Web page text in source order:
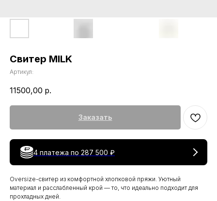
Свитер MILK
Артикул:
11500,00 р.
Заказать
4 платежа по 287 500 ₽
Oversize-свитер из комфортной хлопковой пряжи. Уютный
материал и расслабленный крой — то, что идеально подходит для
прохладных дней.